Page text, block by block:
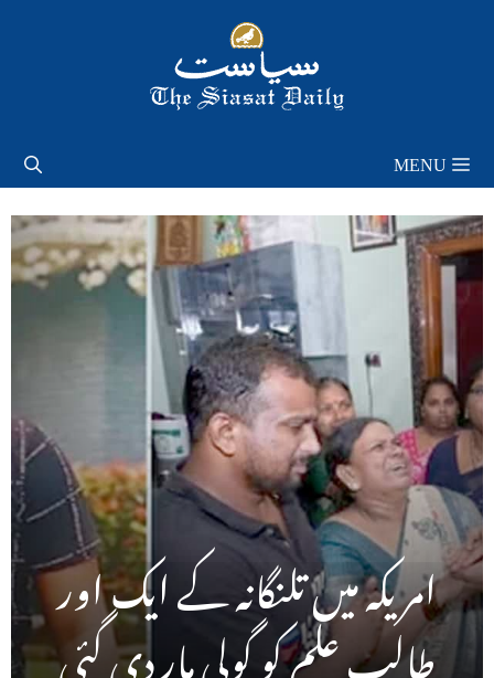
MENU
امریکہ میں تلنگانہ کے ایک اور
طالب علم کو گولی مار دی گئی